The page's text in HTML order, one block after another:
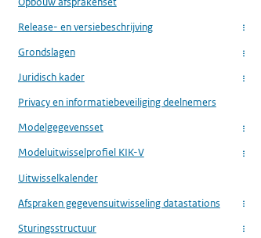
Release- en versiebeschrijving
...
Grondslagen ...
Juridisch kader ...
Privacy en informatiebeveiliging deelnemers
Modelgegevensset
...
Modeluitwisselprofiel KIK-V ...
Uitwisselkalender
Afspraken gegevensuitwisseling datastations
...
Sturingsstructuur ...